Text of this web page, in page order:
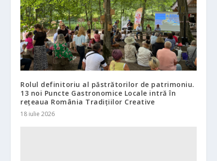
Rolul definitoriu al păstrătorilor de patrimoniu.
13 noi Puncte Gastronomice Locale intră în
rețeaua România Tradițiilor Creative
18 iulie 2026